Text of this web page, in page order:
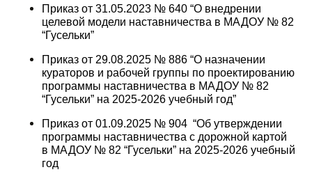
Приказ от 31.05.2023 № 640 “О внедрении
целевой модели наставничества в МАДОУ № 82
“Гусельки”
Приказ от 29.08.2025 № 886 “О назначении
кураторов и рабочей группы по проектированию
программы наставничества в МАДОУ № 82
“Гусельки” на 2025-2026 учебный год”
Приказ от 01.09.2025 № 904 “Об утверждении
программы наставничества с дорожной картой
в МАДОУ № 82 “Гусельки” на 2025-2026 учебный
год